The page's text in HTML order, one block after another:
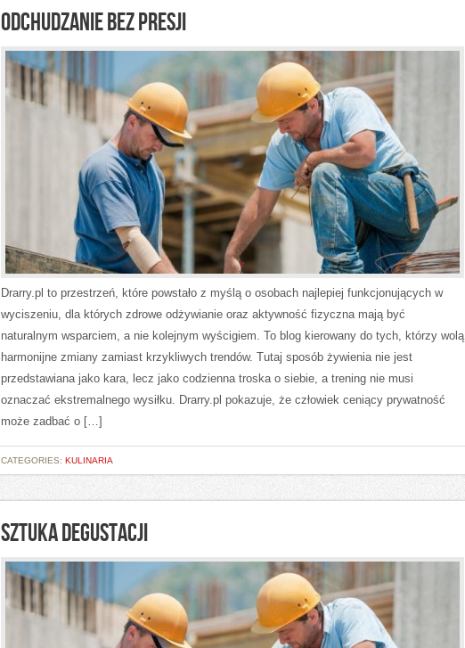
ODCHUDZANIE BEZ PRESJI
Drarry.pl to przestrzeń, które powstało z myślą o osobach najlepiej funkcjonujących w
wyciszeniu, dla których zdrowe odżywianie oraz aktywność fizyczna mają być
naturalnym wsparciem, a nie kolejnym wyścigiem. To blog kierowany do tych, którzy wolą
harmonijne zmiany zamiast krzykliwych trendów. Tutaj sposób żywienia nie jest
przedstawiana jako kara, lecz jako codzienna troska o siebie, a trening nie musi
oznaczać ekstremalnego wysiłku. Drarry.pl pokazuje, że człowiek ceniący prywatność
może zadbać o […]
CATEGORIES: KULINARIA
SZTUKA DEGUSTACJI